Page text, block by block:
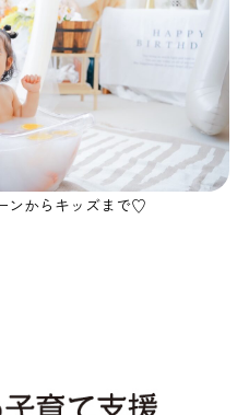
ンからキッズまで♡